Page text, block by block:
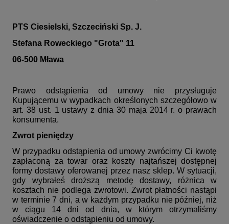
PTS Ciesielski, Szczeciński Sp. J.
Stefana Roweckiego "Grota" 11
06-500 Mława
Prawo odstąpienia od umowy nie przysługuje
Kupującemu w wypadkach określonych szczegółowo w
art. 38 ust. 1 ustawy z dnia 30 maja 2014 r. o prawach
konsumenta.
Zwrot pieniędzy
W przypadku odstąpienia od umowy zwrócimy Ci kwotę
zapłaconą za towar oraz koszty najtańszej dostępnej
formy dostawy oferowanej przez nasz sklep. W sytuacji,
gdy wybrałeś droższą metodę dostawy, różnica w
kosztach nie podlega zwrotowi. Zwrot płatności nastąpi
w terminie 7 dni, a w każdym przypadku nie później, niż
w ciągu 14 dni od dnia, w którym otrzymaliśmy
oświadczenie o odstąpieniu od umowy.